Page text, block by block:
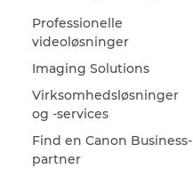
Professionelle
videoløsninger
Imaging Solutions
Virksomhedsløsninger
og -services
Find en Canon Business-
partner